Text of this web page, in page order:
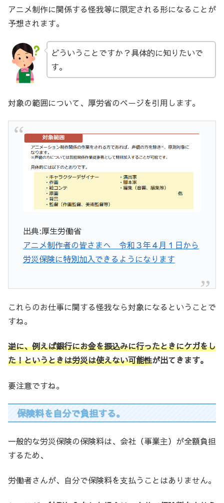
アニメ制作に関係する怪我等に限定される形になることが
予想されます。
どういうことですか？具体的に知りたいで
す。
対象の範囲について、厚労省のページを引用します。
出典:厚生労働省
アニメ制作者の皆さまへ 令和３年４月１日から
労災保険に特別加入できるようになります
これらのお仕事に関する怪我なら対象になるということで
すね。
逆に、例えば銀行にお金を振込みに行ったときにケガをし
た！というときは労災は使えない可能性が出てきます。
要注意ですね。
保険料を自分で負担する。
一般的な労災保険の保険料は、会社（事業主）が全額負担
するため、
労働者さんが、自分で保険料を支払うことはありません。